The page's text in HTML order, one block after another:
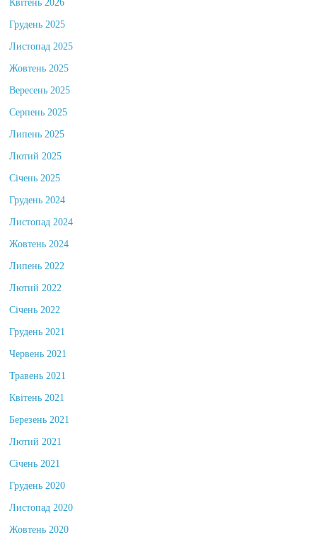
Квітень 2026
Грудень 2025
Листопад 2025
Жовтень 2025
Вересень 2025
Серпень 2025
Липень 2025
Лютий 2025
Січень 2025
Грудень 2024
Листопад 2024
Жовтень 2024
Липень 2022
Лютий 2022
Січень 2022
Грудень 2021
Червень 2021
Травень 2021
Квітень 2021
Березень 2021
Лютий 2021
Січень 2021
Грудень 2020
Листопад 2020
Жовтень 2020